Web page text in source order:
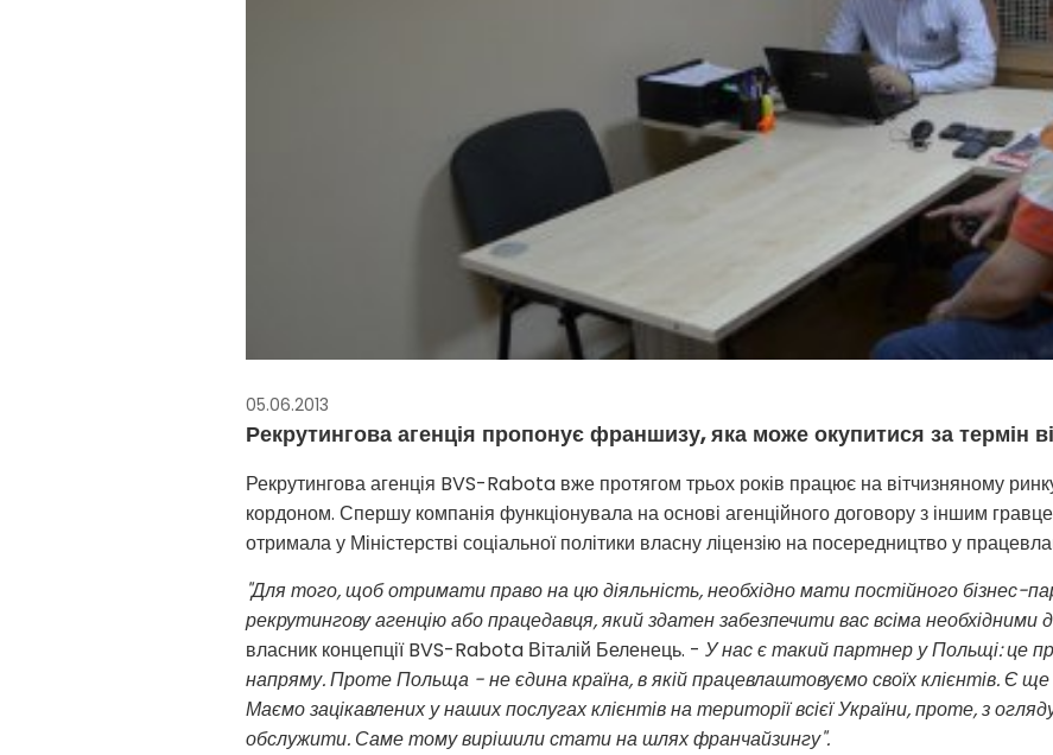
05.06.2013
Рекрутингова агенція пропонує франшизу, яка може окупитися за термін
Рекрутингова агенція BVS-Rabota вже протягом трьох років працює на вітчизняному
кордоном. Спершу компанія функціонувала на основі агенційного договору з іншим
отримала у Міністерстві соціальної політики власну ліцензію на посередництво у
"Для того, щоб отримати право на цю діяльність, необхідно мати постійного бізнес-
рекрутингову агенцію або працедавця, який здатен забезпечити вас всіма
власник концепції BVS-Rabota Віталій Беленець. - У нас є такий партнер у Польщі: це
напряму. Проте Польща - не єдина країна, в якій працевлаштовуємо своїх клієнтів. Є
Маємо зацікавлених у наших послугах клієнтів на території всієї України, проте, з
обслужити. Саме тому вирішили стати на шлях франчайзингу".